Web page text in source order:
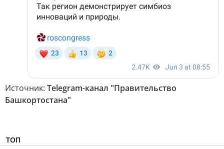
Источник: Telegram-канал "Правительство
Башкортостана"
ТОП